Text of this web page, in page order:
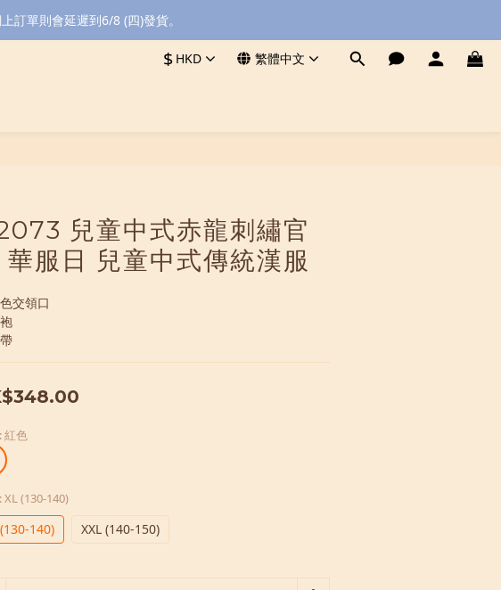
訂單則會延遲到6/8 (四)發貨。
$ HKD 繁體中文
兒童中式赤龍刺繡官
華服日 兒童中式傳統漢服
交領口
: 紅色
: XL (130-140)
140) XXL (140-150)